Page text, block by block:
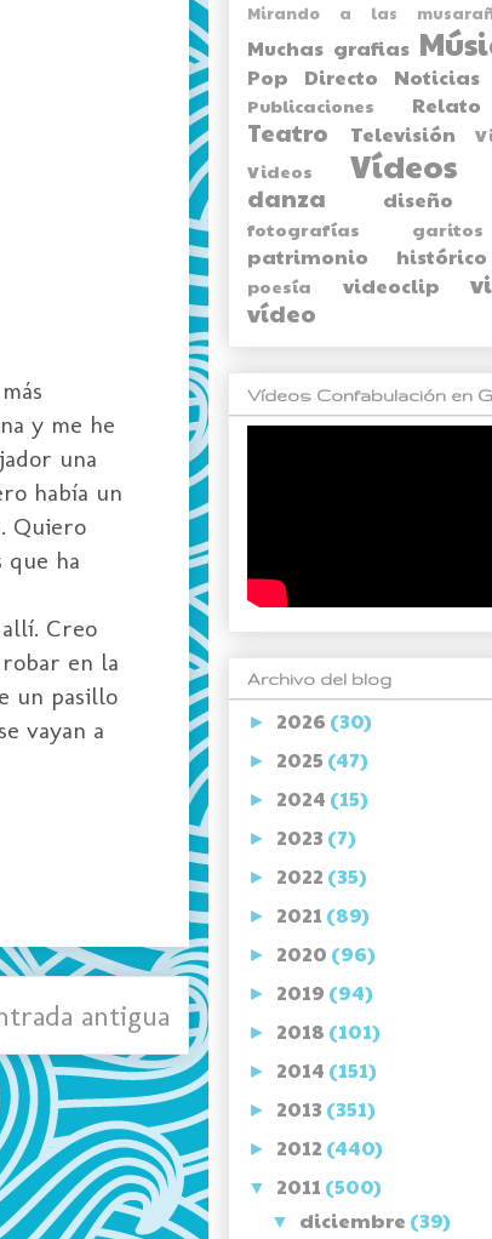
y me he
una
había un
Quiero
que ha
Creo
en la
un pasillo
vayan a
antigua
Mirando a las
Muchas grafias
Pop Directo Noticias
Publicaciones Relato
Teatro Televisión
Videos
Vídeos
danza diseño
fotografías garitos
patrimonio histórico
poesía videoclip
vídeo
Vídeos Confabulación en
Archivo del blog
► 2026 (30)
► 2025 (47)
► 2024 (15)
► 2023 (7)
► 2022 (35)
► 2021 (89)
► 2020 (96)
► 2019 (94)
► 2018 (101)
► 2014 (151)
► 2013 (351)
► 2012 (440)
▼ 2011 (500)
▼ diciembre (39)